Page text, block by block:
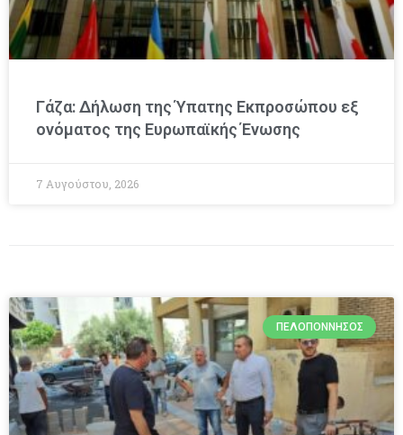
Γάζα: Δήλωση της Ύπατης Εκπροσώπου εξ
ονόματος της Ευρωπαϊκής Ένωσης
7 Αυγούστου, 2026
ΠΕΛΟΠΌΝΝΗΣΟΣ